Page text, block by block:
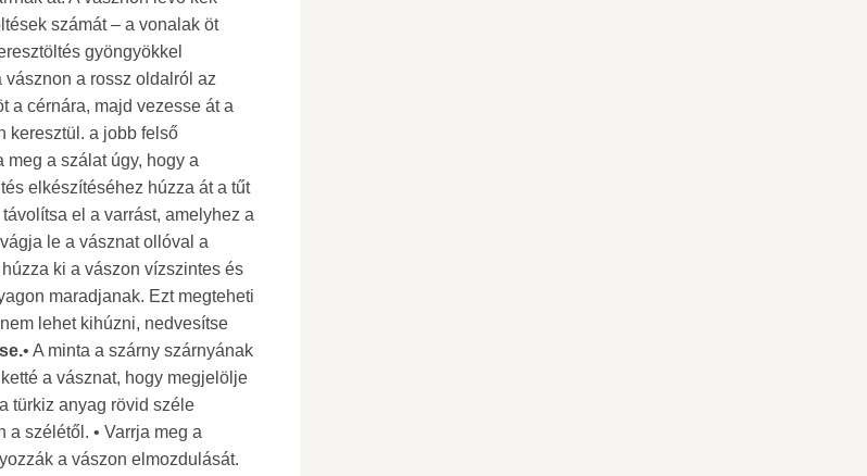
számát – a vonalak öt
gyöngyökkel
a rossz oldalról az
a cérnára, majd vezesse át a
keresztül. a jobb felső
a szálat úgy, hogy a
elkészítéséhez húzza át a tűt
el a varrást, amelyhez a
le a vásznat ollóval a
ki a vászon vízszintes és
maradjanak. Ezt megteheti
lehet kihúzni, nedvesítse
• A minta a szárny szárnyának
a vásznat, hogy megjelölje
türkiz anyag rövid széle
a szélétől. • Varrja meg a
a vászon elmozdulását.